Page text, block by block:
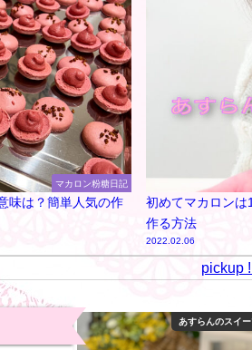
マカロン粉糖日記
味は？簡単人気の作
初めてマカロンは
作る方法
2022.02.06
pickup
あすらんのスイ